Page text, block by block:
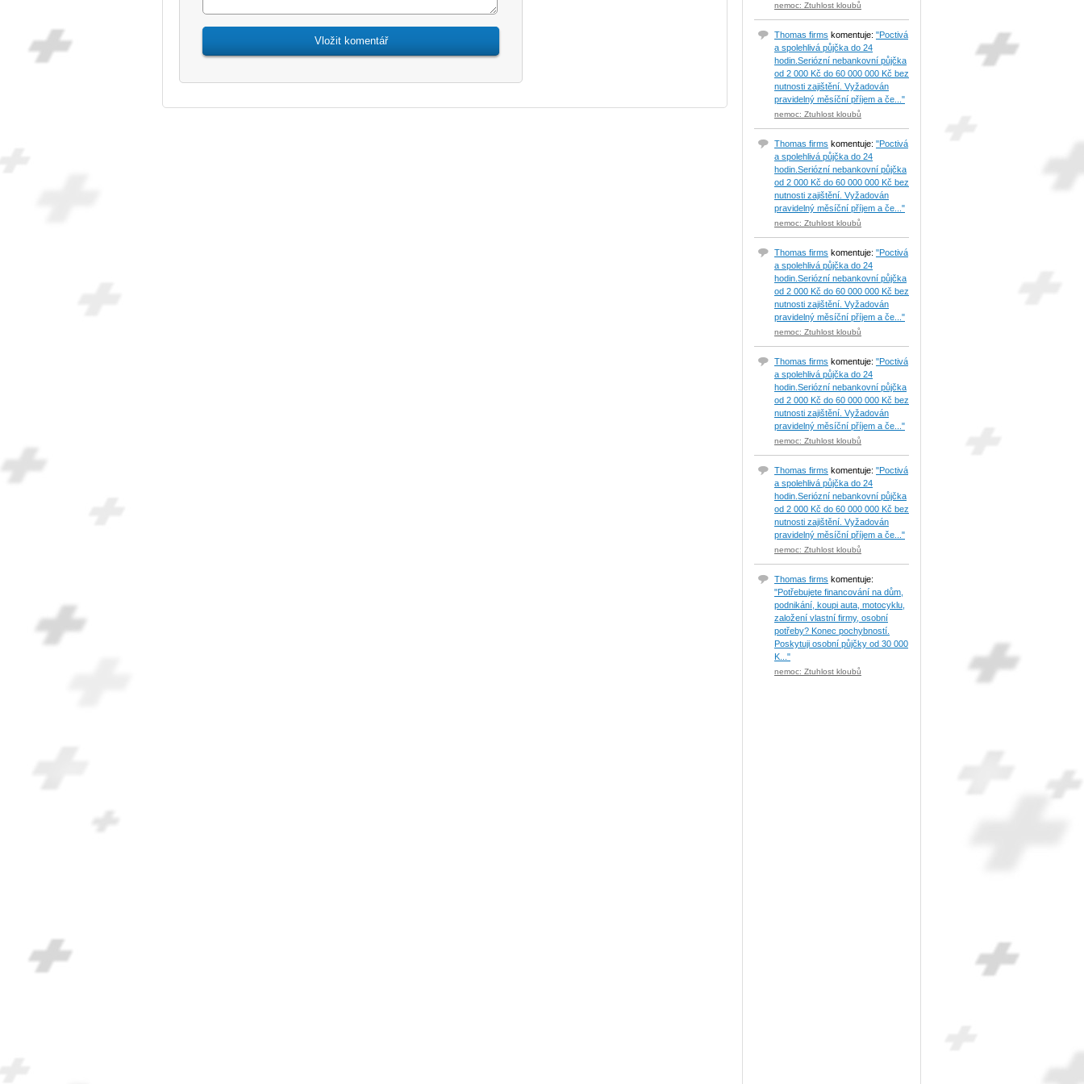
nemoc: Ztuhlost kloubů
Thomas firms komentuje: "Poctivá
a spolehlivá půjčka do 24
hodin.Seriózní nebankovní půjčka
od 2 000 Kč do 60 000 000 Kč bez
nutnosti zajištění. Vyžadován
pravidelný měsíční příjem a če..."
nemoc: Ztuhlost kloubů
Thomas firms komentuje: "Poctivá
a spolehlivá půjčka do 24
hodin.Seriózní nebankovní půjčka
od 2 000 Kč do 60 000 000 Kč bez
nutnosti zajištění. Vyžadován
pravidelný měsíční příjem a če..."
nemoc: Ztuhlost kloubů
Thomas firms komentuje: "Poctivá
a spolehlivá půjčka do 24
hodin.Seriózní nebankovní půjčka
od 2 000 Kč do 60 000 000 Kč bez
nutnosti zajištění. Vyžadován
pravidelný měsíční příjem a če..."
nemoc: Ztuhlost kloubů
Thomas firms komentuje: "Poctivá
a spolehlivá půjčka do 24
hodin.Seriózní nebankovní půjčka
od 2 000 Kč do 60 000 000 Kč bez
nutnosti zajištění. Vyžadován
pravidelný měsíční příjem a če..."
nemoc: Ztuhlost kloubů
Thomas firms komentuje: "Poctivá
a spolehlivá půjčka do 24
hodin.Seriózní nebankovní půjčka
od 2 000 Kč do 60 000 000 Kč bez
nutnosti zajištění. Vyžadován
pravidelný měsíční příjem a če..."
nemoc: Ztuhlost kloubů
Thomas firms komentuje:
"Potřebujete financování na dům,
podnikání, koupi auta, motocyklu,
založení vlastní firmy, osobní
potřeby? Konec pochybností.
Poskytuji osobní půjčky od 30 000
K..."
nemoc: Ztuhlost kloubů